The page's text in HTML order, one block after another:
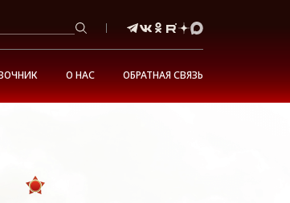
О НАС ОБРАТНАЯ СВЯЗЬ